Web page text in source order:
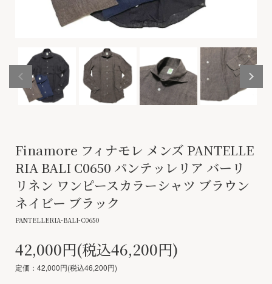
Finamore フィナモレ メンズ PANTELLE
RIA BALI C0650 パンテッレリア バーリ
リネン ワンピースカラーシャツ ブラウン
ネイビー ブラック
PANTELLERIA-BALI-C0650
42,000円(税込46,200円)
定価：42,000円(税込46,200円)